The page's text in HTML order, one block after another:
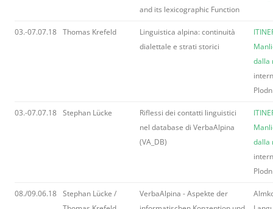
and its lexicographic Function
03.-07.07.18 Thomas Krefeld
Linguistica alpina: continuità
dialettale e strati storici
dalla
03.-07.07.18 Stephan Lücke
Riflessi dei contatti linguistici
nel database di VerbaAlpina
(VA_DB)
dalla
08./09.06.18 Stephan Lücke /
VerbaAlpina - Aspekte der